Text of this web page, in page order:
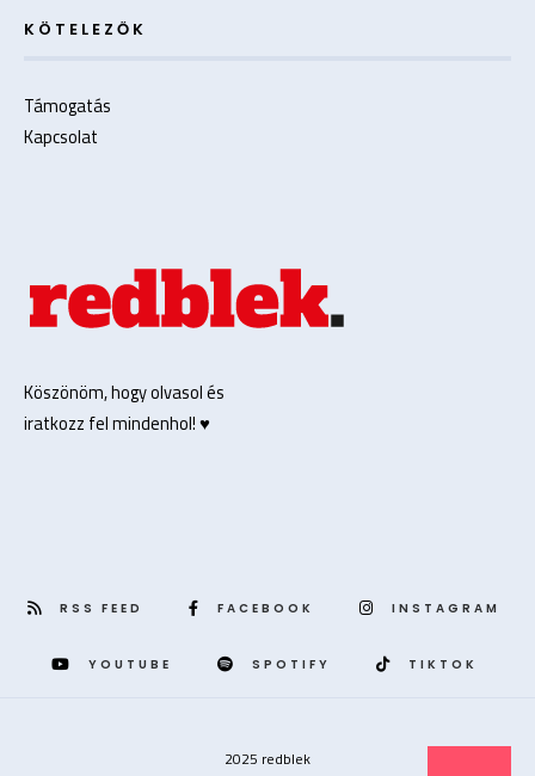
KÖTELEZŐK
Támogatás
Kapcsolat
Köszönöm, hogy olvasol és
iratkozz fel mindenhol! ♥️
RSS FEED FACEBOOK INSTAGRAM
YOUTUBE SPOTIFY TIKTOK
2025 redblek